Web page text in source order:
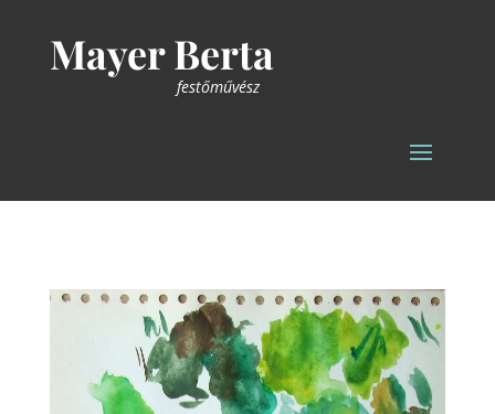
Mayer Berta
festőművész